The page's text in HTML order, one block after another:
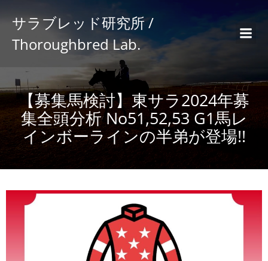
サラブレッド研究所 /
Thoroughbred Lab.
【募集馬検討】東サラ2024年募
集全頭分析 No51,52,53 G1馬レ
インボーラインの半弟が登場!!